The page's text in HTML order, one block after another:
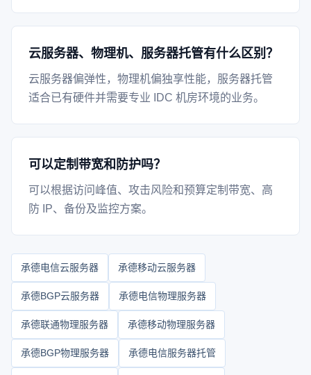
云服务器、物理机、服务器托管有什么区别？
云服务器偏弹性，物理机偏独享性能，服务器托管
适合已有硬件并需要专业 IDC 机房环境的业务。
可以定制带宽和防护吗？
可以根据访问峰值、攻击风险和预算定制带宽、高
防 IP、备份及监控方案。
承德电信云服务器 承德移动云服务器
承德BGP云服务器 承德电信物理服务器
承德联通物理服务器 承德移动物理服务器
承德BGP物理服务器 承德电信服务器托管